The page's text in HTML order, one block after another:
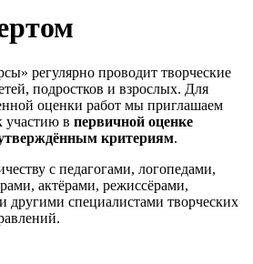
регулярно проводит творческие
подростков и взрослых. Для
оценки работ мы приглашаем
участию в первичной оценке
критериям.
с педагогами, логопедами,
актёрами, режиссёрами,
другими специалистами творческих